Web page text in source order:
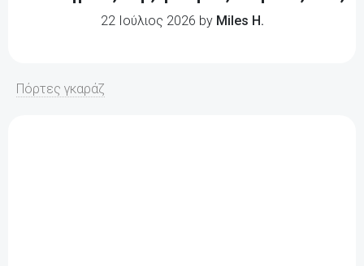
22 Ιούλιος 2026 by Miles H.
Πόρτες γκαράζ